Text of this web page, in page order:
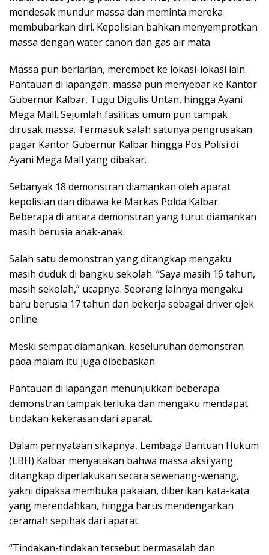
mendesak mundur massa dan meminta mereka
membubarkan diri. Kepolisian bahkan menyemprotkan
massa dengan water canon dan gas air mata.
Massa pun berlarian, merembet ke lokasi-lokasi lain.
Pantauan di lapangan, massa pun menyebar ke Kantor
Gubernur Kalbar, Tugu Digulis Untan, hingga Ayani
Mega Mall. Sejumlah fasilitas umum pun tampak
dirusak massa. Termasuk salah satunya pengrusakan
pagar Kantor Gubernur Kalbar hingga Pos Polisi di
Ayani Mega Mall yang dibakar.
Sebanyak 18 demonstran diamankan oleh aparat
kepolisian dan dibawa ke Markas Polda Kalbar.
Beberapa di antara demonstran yang turut diamankan
masih berusia anak-anak.
Salah satu demonstran yang ditangkap mengaku
masih duduk di bangku sekolah. “Saya masih 16 tahun,
masih sekolah,” ucapnya. Seorang lainnya mengaku
baru berusia 17 tahun dan bekerja sebagai driver ojek
online.
Meski sempat diamankan, keseluruhan demonstran
pada malam itu juga dibebaskan.
Pantauan di lapangan menunjukkan beberapa
demonstran tampak terluka dan mengaku mendapat
tindakan kekerasan dari aparat.
Dalam pernyataan sikapnya, Lembaga Bantuan Hukum
(LBH) Kalbar menyatakan bahwa massa aksi yang
ditangkap diperlakukan secara sewenang-wenang,
yakni dipaksa membuka pakaian, diberikan kata-kata
yang merendahkan, hingga harus mendengarkan
ceramah sepihak dari aparat.
“Tindakan-tindakan tersebut bermasalah dan